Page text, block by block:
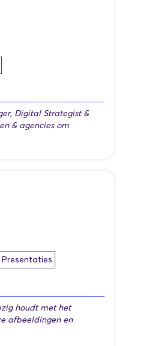
Digital Strategist &
& agencies om
Presentaties
houdt met het
afbeeldingen en